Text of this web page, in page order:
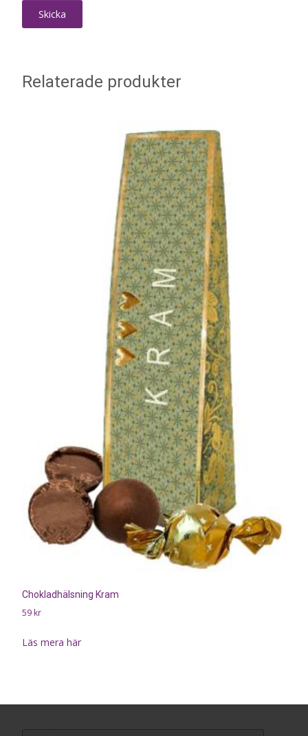
Relaterade produkter
Chokladhälsning Kram
59 kr
Läs mera här